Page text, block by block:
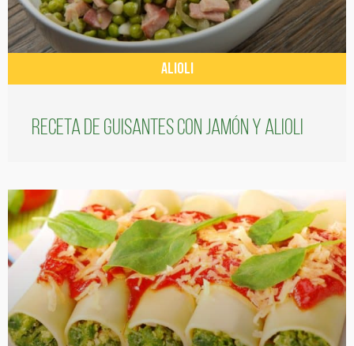
ALIOLI
Receta de guisantes con jamón y alioli